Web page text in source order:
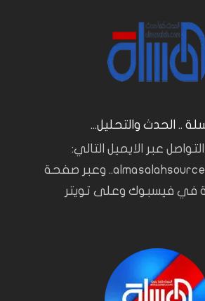
.. الحدث والتحليل...
عبر الايميل التالي:
almasalahsources@gmail.com.. وعبر صفحة
في فيسبوك وعلى تويتر